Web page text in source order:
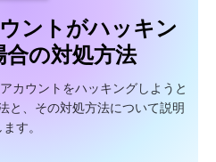
ントがハッキン
の対処方法
カウントをハッキングしようと
と、その対処方法について説明
ます。